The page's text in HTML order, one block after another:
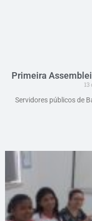
Primeira
Servidores públicos de